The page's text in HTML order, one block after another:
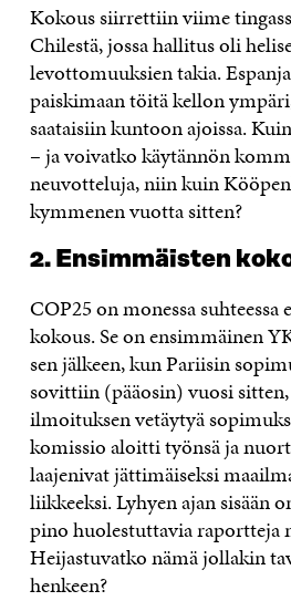
Kokous siirrettiin viime
Chilestä, jossa hallitus oli
levottomuuksien takia.
paiskimaan töitä kellon
saataisiin kuntoon ajoissa.
– ja voivatko käytännön
neuvotteluja, niin kuin
kymmenen vuotta sitten?
2. Ensimmäisten
COP25 on monessa suhteessa
kokous. Se on ensimmäinen
sen jälkeen, kun Pariisin
sovittiin (pääosin) vuosi
ilmoituksen vetäytyä
komissio aloitti työnsä ja
laajenivat jättimäiseksi
liikkeeksi. Lyhyen ajan sisään
pino huolestuttavia raportteja
Heijastuvatko nämä jollakin
henkeen?